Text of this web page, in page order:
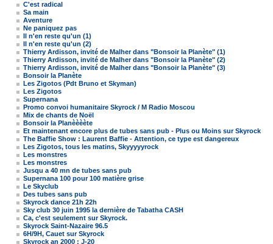
C'est radical
Sa main
Aventure
Ne paniquez pas
Il n'en reste qu'un (1)
Il n'en reste qu'un (2)
Thierry Ardisson, invité de Malher dans "Bonsoir la Planète" (1)
Thierry Ardisson, invité de Malher dans "Bonsoir la Planète" (2)
Thierry Ardisson, invité de Malher dans "Bonsoir la Planète" (3)
Bonsoir la Planète
Les Zigotos (Pdt Bruno et Skyman)
Les Zigotos
Supernana
Promo convoi humanitaire Skyrock / M Radio Moscou
Mix de chants de Noël
Bonsoir la Planèèèète
Et maintenant encore plus de tubes sans pub - Plus ou Moins sur Skyrock
The Baffie Show : Laurent Baffie - Attention, ce type est dangereux
Les Zigotos, tous les matins, Skyyyyyrock
Les monstres
Les monstres
Jusqu a 40 mn de tubes sans pub
Supernana 100 pour 100 matière grise
Le Skyclub
Des tubes sans pub
Skyrock dance 21h 22h
Sky club 30 juin 1995 la dernière de Tabatha CASH
Ca, c'est seulement sur Skyrock.
Skyrock Saint-Nazaire 96.5
6H/9H, Cauet sur Skyrock
Skyrock an 2000 : J-20